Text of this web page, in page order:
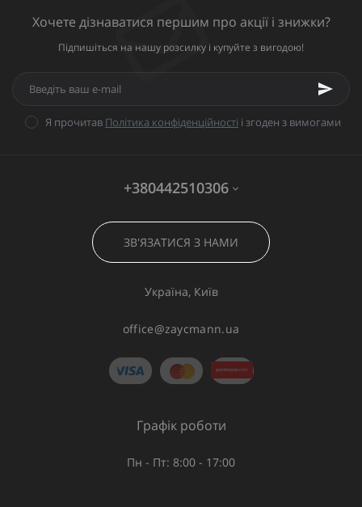
Хочете дізнаватися першим про акції і знижки?
Підпишіться на нашу розсилку і купуйте з вигодою!
Я прочитав Політика конфіденційності і згоден з вимогами
+380442510306
ЗВ'ЯЗАТИСЯ З НАМИ
Україна, Київ
office@zaycmann.ua
Графік роботи
Пн - Пт: 8:00 - 17:00